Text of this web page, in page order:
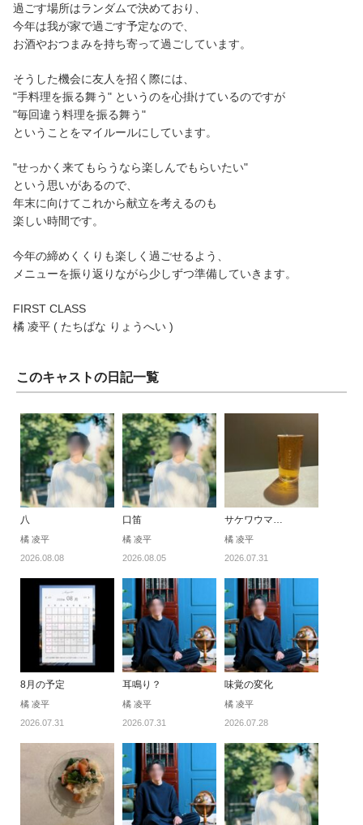
過ごす場所はランダムで決めており、
今年は我が家で過ごす予定なので、
お酒やおつまみを持ち寄って過ごしています。
そうした機会に友人を招く際には、
"手料理を振る舞う" というのを心掛けているのですが
"毎回違う料理を振る舞う"
ということをマイルールにしています。
"せっかく来てもらうなら楽しんでもらいたい"
という思いがあるので、
年末に向けてこれから献立を考えるのも
楽しい時間です。
今年の締めくくりも楽しく過ごせるよう、
メニューを振り返りながら少しずつ準備していきます。
FIRST CLASS
橘 凌平 ( たちばな りょうへい )
このキャストの日記一覧
八
橘 凌平
2026.08.08
口笛
橘 凌平
2026.08.05
サケワウマ…
橘 凌平
2026.07.31
8月の予定
橘 凌平
2026.07.31
耳鳴り？
橘 凌平
2026.07.31
味覚の変化
橘 凌平
2026.07.28